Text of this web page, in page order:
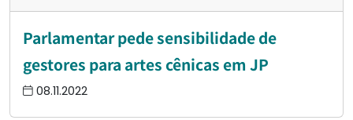
Parlamentar pede sensibilidade de
gestores para artes cênicas em JP
08.11.2022